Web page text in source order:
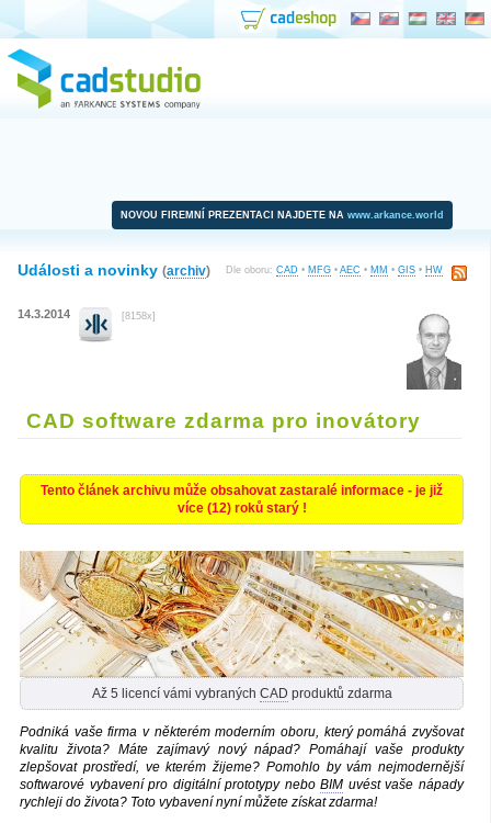
NOVOU FIREMNÍ PREZENTACI NAJDETE NA www.arkance.world
Dle oboru: CAD • MFG • AEC • MM • GIS • HW
Události a novinky (archiv)
14.3.2014 [8158x]
CAD software zdarma pro inovátory
Tento článek archivu může obsahovat zastaralé informace - je již
více (12) roků starý !
Až 5 licencí vámi vybraných CAD produktů zdarma
Podniká vaše firma v některém moderním oboru, který pomáhá zvyšovat
kvalitu života? Máte zajímavý nový nápad? Pomáhají vaše produkty
zlepšovat prostředí, ve kterém žijeme? Pomohlo by vám nejmodernější
softwarové vybavení pro digitální prototypy neboBIM uvést vaše nápady
rychleji do života? Toto vybavení nyní můžete získat zdarma!